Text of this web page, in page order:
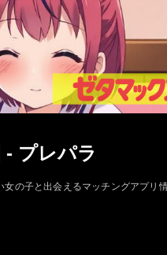
プレパラ
の子と出会えるマッチングアプリ